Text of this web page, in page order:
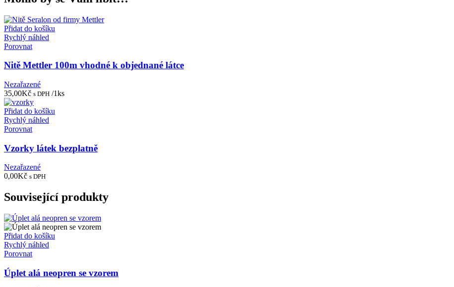
Přidat do košíku
Rychlý náhled
Porovnat
Nitě Mettler 100m vhodné k objednané látce
Nezařazené
35,00Kč s DPH /1ks
Přidat do košíku
Rychlý náhled
Porovnat
Vzorky látek bezplatně
Nezařazené
0,00Kč s DPH
Související produkty
Přidat do košíku
Rychlý náhled
Porovnat
Úplet alá neopren se vzorem